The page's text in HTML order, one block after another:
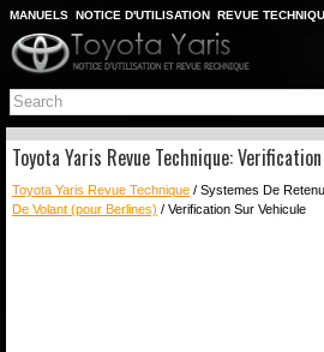
MANUELS NOTICE D'UTILISATION REVUE
PLAN DU SITE
CHERCHER
Toyota Yaris Revue Technique:
Toyota Yaris Revue Technique / Systemes De
De Volant (pour Berlines) / Verification Sur Vehicule